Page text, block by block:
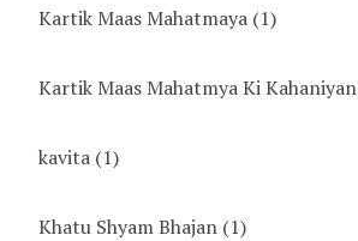
Kartik Maas Mahatmaya (1)
Kartik Maas Mahatmya Ki Kahaniyan
kavita (1)
Khatu Shyam Bhajan (1)